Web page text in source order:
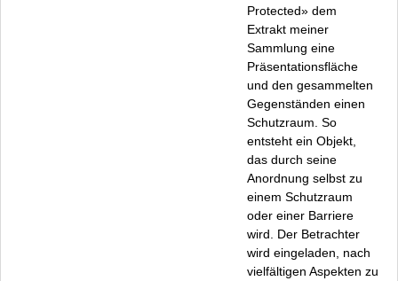
Protected» dem
Extrakt meiner
Sammlung eine
Präsentationsfläche
und den gesammelten
Gegenständen einen
Schutzraum. So
entsteht ein Objekt,
das durch seine
Anordnung selbst zu
einem Schutzraum
oder einer Barriere
wird. Der Betrachter
wird eingeladen, nach
vielfältigen Aspekten zu